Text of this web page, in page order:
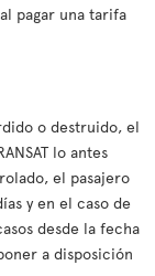
pagar una tarifa
o destruido, el
lo antes
el pasajero
y en el caso de
desde la fecha
a disposición